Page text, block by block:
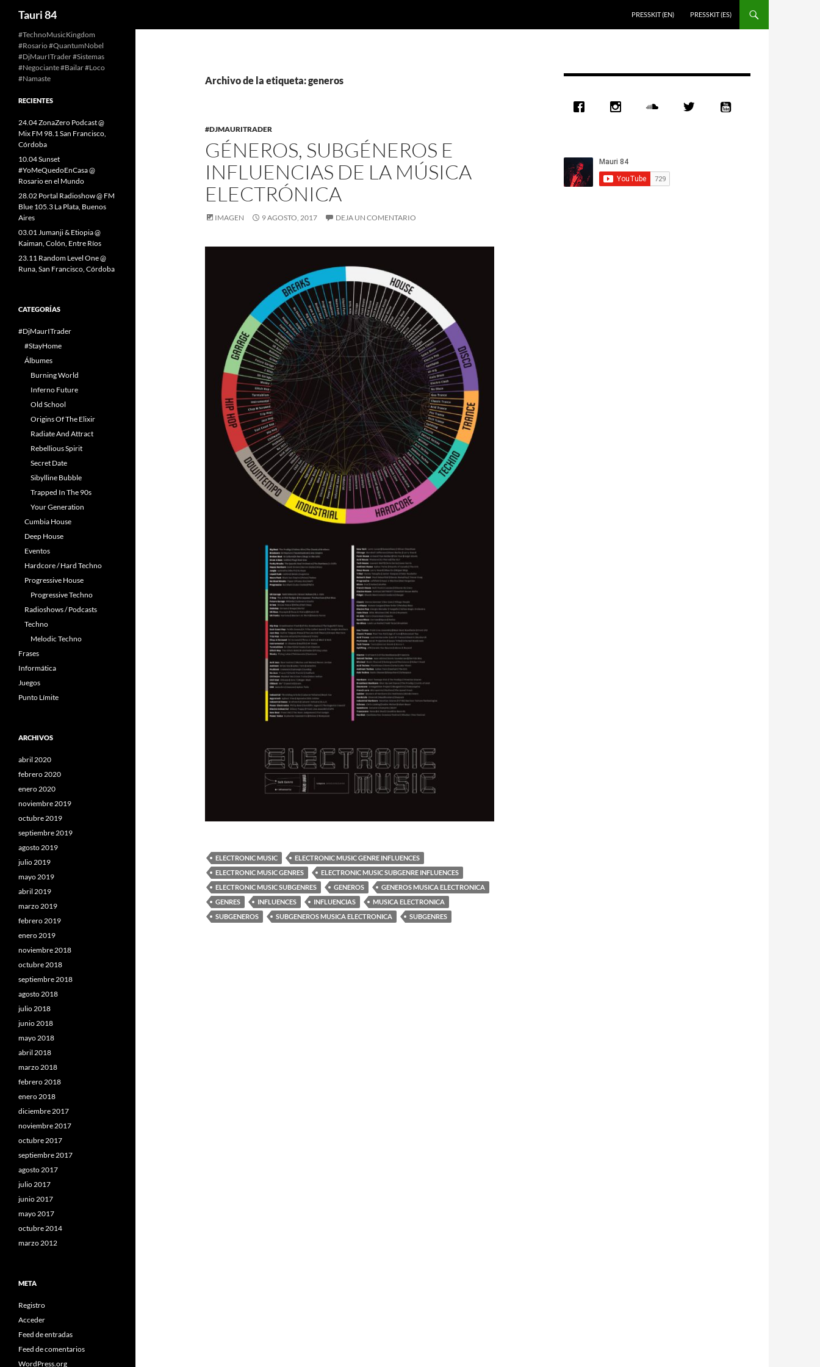
Saltar
contenido
Tauri 84 PRESSKIT (EN) PRESSKIT (ES)
Archivo de la etiqueta: generos
#DJMAURITRADER
GÉNEROS, SUBGÉNEROS E
INFLUENCIAS DE LA MÚSICA
ELECTRÓNICA
IMAGEN 9 AGOSTO, 2017 DEJA UN COMENTARIO
ELECTRONIC MUSIC
ELECTRONIC MUSIC GENRE INFLUENCES
ELECTRONIC MUSIC GENRES
ELECTRONIC MUSIC SUBGENRE INFLUENCES
ELECTRONIC MUSIC SUBGENRES
GENEROS
GENEROS MUSICA ELECTRONICA
GENRES
INFLUENCES INFLUENCIAS
MUSICA ELECTRONICA
SUBGENEROS
SUBGENEROS MUSICA ELECTRONICA SUBGENRES
#TechnoMusicKingdom
#Rosario #QuantumNobel
#DjMaurITrader #Sistemas
#Negociante #Bailar #Loco
#Namaste
RECIENTES
24.04 ZonaZero Podcast @
Mix FM 98.1 San Francisco,
Córdoba
10.04 Sunset
#YoMeQuedoEnCasa @
Rosario en el Mundo
28.02 Portal Radioshow @ FM
Blue 105.3 La Plata, Buenos
Aires
03.01 Jumanji & Etiopia @
Kaiman, Colón, Entre Ríos
23.11 Random Level One @
Runa, San Francisco, Córdoba
CATEGORÍAS
#DjMaurITrader
#StayHome
Álbumes
Burning World
Inferno Future
Old School
Origins Of The Elixir
Radiate And Attract
Rebellious Spirit
Secret Date
Sibylline Bubble
Trapped In The 90s
Your Generation
Cumbia House
Deep House
Eventos
Hardcore / Hard Techno
Progressive House
Progressive Techno
Radioshows / Podcasts
Techno
Melodic Techno
Frases
Informática
Juegos
Punto Límite
ARCHIVOS
abril 2020
febrero 2020
enero 2020
noviembre 2019
octubre 2019
septiembre 2019
agosto 2019
julio 2019
mayo 2019
abril 2019
marzo 2019
febrero 2019
enero 2019
noviembre 2018
octubre 2018
septiembre 2018
agosto 2018
julio 2018
junio 2018
mayo 2018
abril 2018
marzo 2018
febrero 2018
enero 2018
diciembre 2017
noviembre 2017
octubre 2017
septiembre 2017
agosto 2017
julio 2017
junio 2017
mayo 2017
octubre 2014
marzo 2012
META
Registro
Acceder
Feed de entradas
Feed de comentarios
WordPress.org